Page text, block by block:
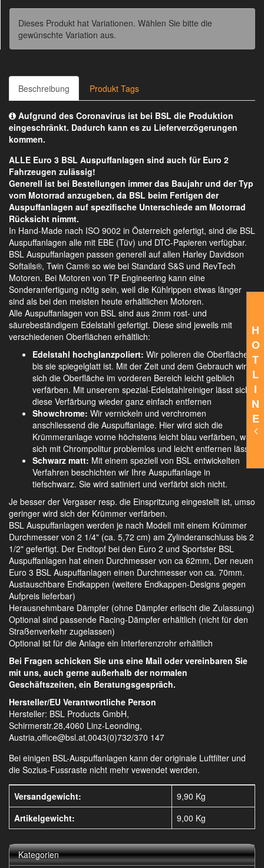
H
O
T
L
I
N
E
Dieses Produkt hat Variationen. Wählen Sie bitte die
gewünschte Variation aus.
Beschreibung Produkt Tags
Aufgrund des Coronavirus ist bei BSL die Produktion
eingeschränkt. Dadurch kann es zu Lieferverzögerungen
kommen.
ALLE Euro 3 BSL Auspuffanlagen sind auch für Euro 2
Fahrzeugen zulässig!
Generell ist bei Bestellungen immer das Baujahr und der Typ
vom Motorrad anzugeben, da BSL beim Fertigen der
Auspuffanlagen auf spezifische Unterschiede am Motorrad
Rücksicht nimmt.
In Hand-Made nach ISO 9002 in Österreich gefertigt, sind die BSL
Auspuffanlagen alle mit EBE (Tüv) und DTC-Papieren verfügbar.
BSL Auspuffanlagen passen generell auf allen Harley Davidson
Softails®, Twin Cam® so wie bei Standard S&S und RevTech
Motoren. Bei Motoren von TP Engineering kann eine
Sonderanfertigung nötig sein, weil die Kühlrippen etwas länger
sind als bei den meisten heute erhältlichen Motoren.
Alle Auspuffanlagen von BSL sind aus 2mm rost- und
säurebeständigem Edelstahl gefertigt. Diese sind jeweils mit
verschiedenen Oberflächen erhältlich:
Edelstahl hochglanzpoliert: Wir polieren die Oberfläche,
bis sie spiegelglatt ist. Mit der Zeit und dem Gebrauch wird
sich die Oberfläche im vorderen Bereich leicht gelblich
verfärben. Mit unserem spezial-Edelstahlreiniger lässt sich
diese Verfärbung wieder ganz einfach entfernen
Showchrome: Wir vernickeln und verchromen
anschliessend die Auspuffanlage. Hier wird sich die
Krümmeranlage vorne höchstens leicht blau verfärben, was
sich mit Chrompolitur problemlos und leicht entfernen lässt.
Schwarz matt: Mit einem speziell von BSL entwickelten
Verfahren beschichten wir Ihre Auspuffanlage in
tiefschwarz. Sie wird satiniert und verfärbt sich nicht.
Je besser der Vergaser resp. die Einspritzung eingestellt ist, umso
geringer wird sich der Krümmer verfärben.
BSL Auspuffanlagen werden je nach Modell mit einem Krümmer
Durchmesser von 2 1/4" (ca. 5,72 cm) am Zylinderanschluss bis 2
1/2" gefertigt. Der Endtopf bei den Euro 2 und Sportster BSL
Auspuffanlagen hat einen Durchmesser von ca 62mm, Der neuen
Euro 3 BSL Auspuffanlagen einen Durchmesser von ca. 70mm.
Austauschbare Endkappen (weitere Endkappen-Designs gegen
Aufpreis lieferbar)
Herausnehmbare Dämpfer (ohne Dämpfer erlischt die Zulassung)
Optional sind passende Racing-Dämpfer erhältlich (nicht für den
Straßenverkehr zugelassen)
Optional ist für die Anlage ein Interferenzrohr erhältlich
Bei Fragen schicken Sie uns eine Mail oder vereinbaren Sie
mit uns, auch gerne außerhalb der normalen
Geschäftszeiten, ein Beratungsgespräch.
Hersteller/EU Verantwortliche Person
Hersteller: BSL Products GmbH,
Schirmerstr.28,4060 Linz-Leonding,
Austria,office@bsl.at,0043(0)732/370 147
Bei einigen BSL-Auspuffanlagen kann der originale Luftfilter und
die Sozius-Fussraste nicht mehr vewendet werden.
Versandgewicht:
9,90 Kg
Artikelgewicht:
9,00 Kg
Kategorien